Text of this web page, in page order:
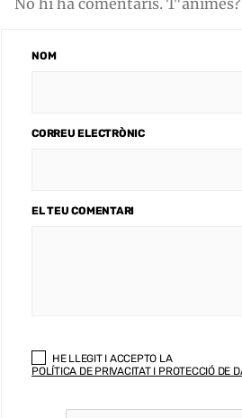
NOM
CORREU ELECTRÒNIC
EL TEU COMENTARI
HE LLEGIT I ACCEPTO LA
POLÍTICA DE PRIVACITAT I PROTECCIÓ DE